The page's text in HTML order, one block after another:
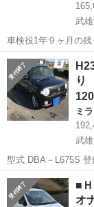
武
車検役1年９ヶ月の残
いい車が出てたので
しくお願い申し上げ
佐賀 武雄市
り
ミラ
武
型式 DBA－L675S
月迄 走行距離
員 4名 エンジン
佐賀 武雄市
■
オ